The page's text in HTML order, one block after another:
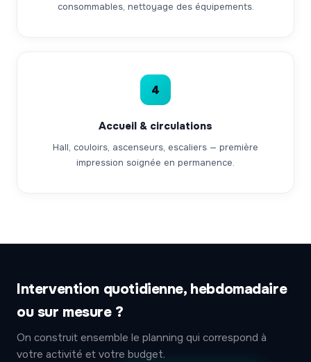
consommables, nettoyage des équipements.
4
Accueil & circulations
Hall, couloirs, ascenseurs, escaliers — première
impression soignée en permanence.
Intervention quotidienne, hebdomadaire
ou sur mesure ?
On construit ensemble le planning qui correspond à
votre activité et votre budget.